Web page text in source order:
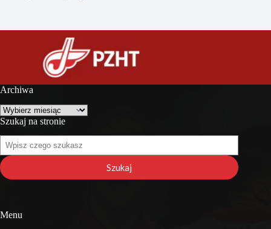
Archiwa
Archiwa
Szukaj na stronie
Szukaj
na
stronie
Szukaj
Menu